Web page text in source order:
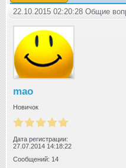
22.10.2015 02:20:28 Общие
mao
Новичок
Дата регистрации:
27.07.2014 14:18:22
Сообщений: 14